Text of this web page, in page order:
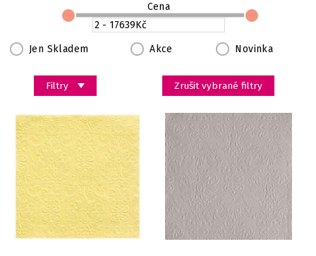
Filtry
Jen Skladem Akce Novinka
Cena
Zrušit vybrané filtry